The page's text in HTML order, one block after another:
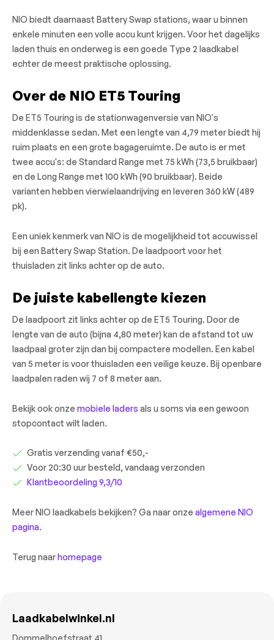
NIO biedt daarnaast Battery Swap stations, waar u binnen
enkele minuten een volle accu kunt krijgen. Voor het dagelijks
laden thuis en onderweg is een goede Type 2 laadkabel
echter de meest praktische oplossing.
Over de NIO ET5 Touring
De ET5 Touring is de stationwagenversie van NIO's
middenklasse sedan. Met een lengte van 4,79 meter biedt hij
ruim plaats en een grote bagageruimte. De auto is er met
twee accu's: de Standard Range met 75 kWh (73,5 bruikbaar)
en de Long Range met 100 kWh (90 bruikbaar). Beide
varianten hebben vierwielaandrijving en leveren 360 kW (489
pk).
Een uniek kenmerk van NIO is de mogelijkheid tot accuwissel
bij een Battery Swap Station. De laadpoort voor het
thuisladen zit links achter op de auto.
De juiste kabellengte kiezen
De laadpoort zit links achter op de ET5 Touring. Door de
lengte van de auto (bijna 4,80 meter) kan de afstand tot uw
laadpaal groter zijn dan bij compactere modellen. Een kabel
van 5 meter is voor thuisladen een veilige keuze. Bij openbare
laadpalen raden wij 7 of 8 meter aan.
Bekijk ook onze mobiele laders als u soms via een gewoon
stopcontact wilt laden.
Gratis verzending vanaf €50,-
Voor 20:30 uur besteld, vandaag verzonden
Klantbeoordeling 9,3/10
Meer NIO laadkabels bekijken? Ga naar onze algemene NIO
pagina.
Terug naarhomepage
Laadkabelwinkel.nl
Dommelhoefstraat 41